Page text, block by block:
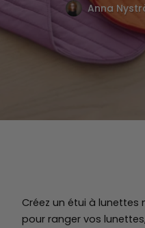
Anna
Créez un étui à
pour ranger vos